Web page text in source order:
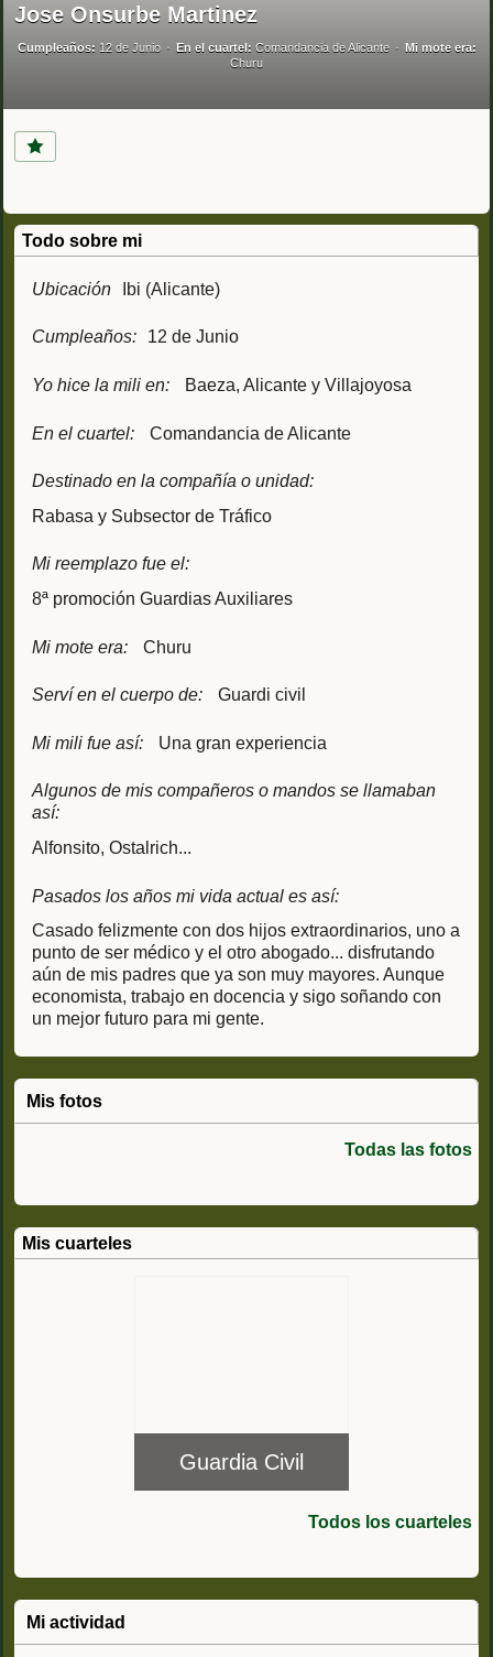
Jose Onsurbe Martinez
Cumpleaños: 12 de Junio En el cuartel: Comandancia de Alicante
Mi mote era:
Churu
Todo sobre mi
Ubicación Ibi (Alicante)
Cumpleaños: 12 de Junio
Yo hice la mili en: Baeza, Alicante y Villajoyosa
En el cuartel: Comandancia de Alicante
Destinado en la compañía o unidad:
Rabasa y Subsector de Tráfico
Mi reemplazo fue el:
8ª promoción Guardias Auxiliares
Mi mote era: Churu
Serví en el cuerpo de: Guardi civil
Mi mili fue así: Una gran experiencia
Algunos de mis compañeros o mandos se llamaban
así:
Alfonsito, Ostalrich...
Pasados los años mi vida actual es así:
Casado felizmente con dos hijos extraordinarios, uno a
punto de ser médico y el otro abogado... disfrutando
aún de mis padres que ya son muy mayores. Aunque
economista, trabajo en docencia y sigo soñando con
un mejor futuro para mi gente.
Mis fotos
Todas las fotos
Mis cuarteles
Guardia Civil
Todos los cuarteles
Mi actividad